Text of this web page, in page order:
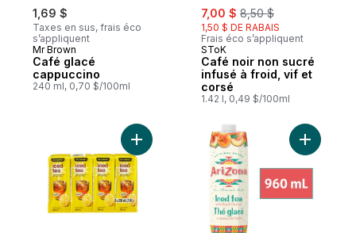
1,69 $
Taxes en sus, frais éco
s’appliquent
Mr Brown
Café glacé
cappuccino
240 ml, 0,70 $/100ml
sale:
7,00 $ , formerly:
8,50 $
1,50 $ DE RABAIS
Frais éco s’appliquent
SToK
Café noir non sucré
infusé à froid, vif et
corsé
1.42 l, 0,49 $/100ml
Ajouter Boîtes de boisson au thé glacé
Ajouter